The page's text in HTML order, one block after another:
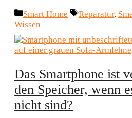
Kategorien
Smart Home Schlagwörter
Reparatur,
Wissen
Das Smartphone ist
den Speicher, wenn
nicht sind?